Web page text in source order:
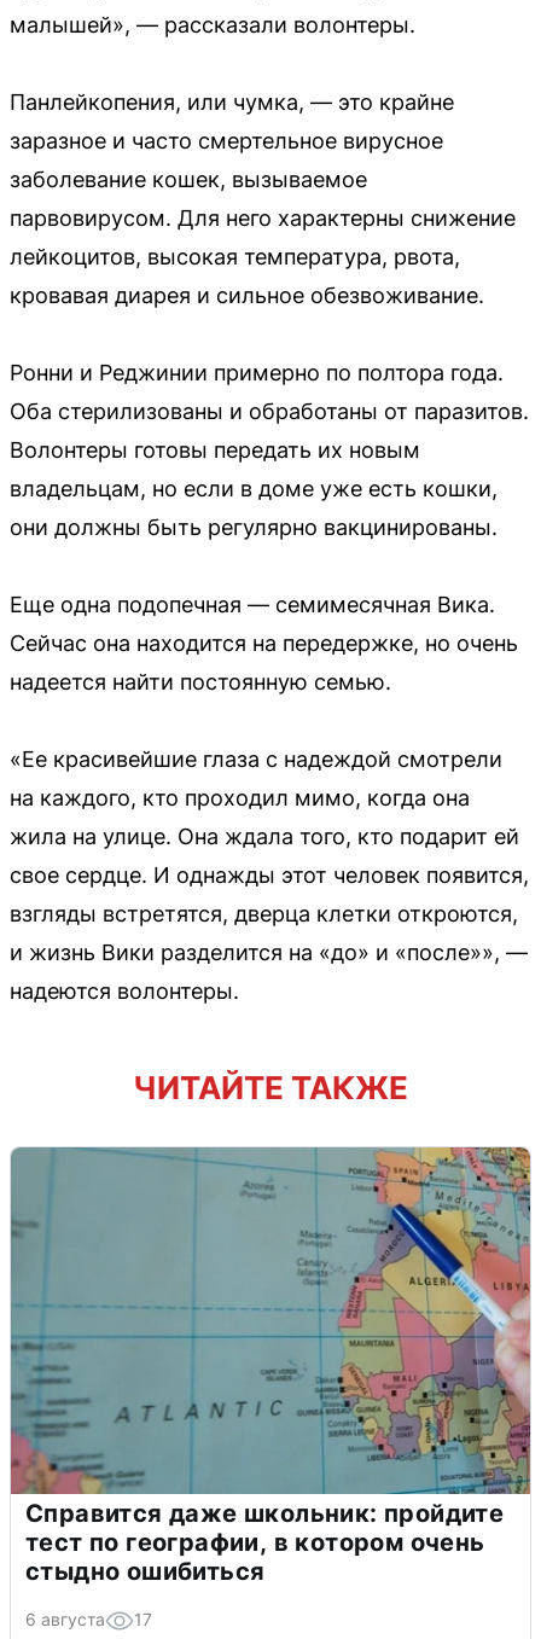
малышей», — рассказали волонтеры.
Панлейкопения, или чумка, — это крайне
заразное и часто смертельное вирусное
заболевание кошек, вызываемое
парвовирусом. Для него характерны снижение
лейкоцитов, высокая температура, рвота,
кровавая диарея и сильное обезвоживание.
Ронни и Реджинии примерно по полтора года.
Оба стерилизованы и обработаны от паразитов.
Волонтеры готовы передать их новым
владельцам, но если в доме уже есть кошки,
они должны быть регулярно вакцинированы.
Еще одна подопечная — семимесячная Вика.
Сейчас она находится на передержке, но очень
надеется найти постоянную семью.
«Ее красивейшие глаза с надеждой смотрели
на каждого, кто проходил мимо, когда она
жила на улице. Она ждала того, кто подарит ей
свое сердце. И однажды этот человек появится,
взгляды встретятся, дверца клетки откроются,
и жизнь Вики разделится на «до» и «после»», —
надеются волонтеры.
ЧИТАЙТЕ ТАКЖЕ
Справится даже школьник: пройдите
тест по географии, в котором очень
стыдно ошибиться
6 августа 17